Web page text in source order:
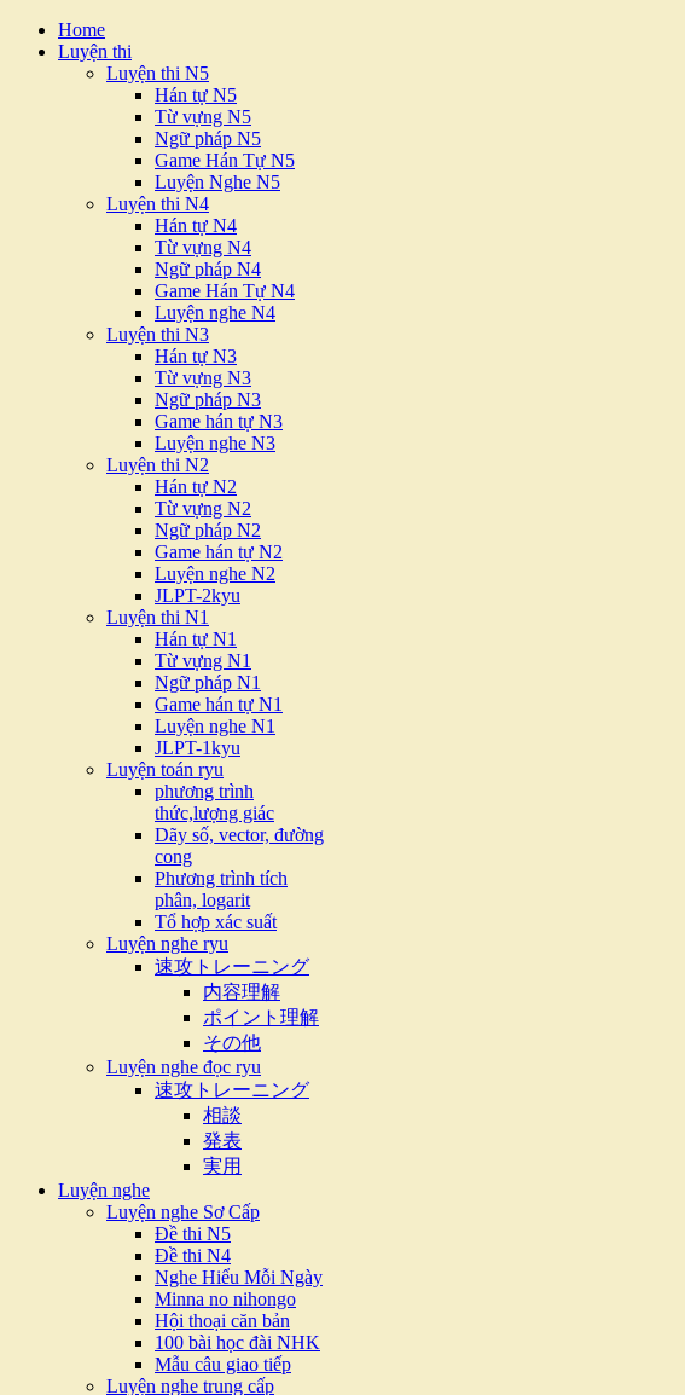
Home
Luyện thi
Luyện thi N5
Hán tự N5
Từ vựng N5
Ngữ pháp N5
Game Hán Tự N5
Luyện Nghe N5
Luyện thi N4
Hán tự N4
Từ vựng N4
Ngữ pháp N4
Game Hán Tự N4
Luyện nghe N4
Luyện thi N3
Hán tự N3
Từ vựng N3
Ngữ pháp N3
Game hán tự N3
Luyện nghe N3
Luyện thi N2
Hán tự N2
Từ vựng N2
Ngữ pháp N2
Game hán tự N2
Luyện nghe N2
JLPT-2kyu
Luyện thi N1
Hán tự N1
Từ vựng N1
Ngữ pháp N1
Game hán tự N1
Luyện nghe N1
JLPT-1kyu
Luyện toán ryu
phương trình
thức,lượng giác
Dãy số, vector, đường
cong
Phương trình tích
phân, logarit
Tổ hợp xác suất
Luyện nghe ryu
速攻トレーニング
内容理解
ポイント理解
その他
Luyện nghe đọc ryu
速攻トレーニング
相談
発表
実用
Luyện nghe
Luyện nghe Sơ Cấp
Đề thi N5
Đề thi N4
Nghe Hiểu Mỗi Ngày
Minna no nihongo
Hội thoại căn bản
100 bài học đài NHK
Mẫu câu giao tiếp
Luyện nghe trung cấp